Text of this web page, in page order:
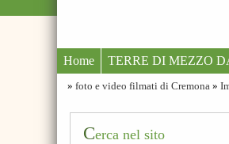
Home TERRE DI MEZZO
» foto e video filmati di Cremona »
Cerca nel sito